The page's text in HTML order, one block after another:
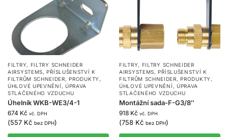
FILTRY, FILTRY SCHNEIDER
AIRSYSTEMS,PŘÍSLUŠENSTVÍ K
FILTRŮM SCHNEIDER,PRODUKTY ,
ÚHLOVÉ UPEVNĚNÍ , ÚPRAVA
STLAČENÉHO VZDUCHU
Úhelník WKB-WE3/4-1
674 Kč vč. DPH
(557 Kč bez DPH)
FILTRY, FILTRY SCHNEIDER
AIRSYSTEMS,PŘÍSLUŠENSTVÍ K
FILTRŮM SCHNEIDER,PRODUKTY ,
ÚHLOVÉ UPEVNĚNÍ , ÚPRAVA
STLAČENÉHO VZDUCHU
Montážní sada-F-G3/8″
918 Kč vč. DPH
(758 Kč bez DPH)